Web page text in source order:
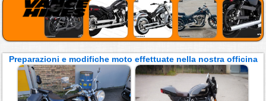
Preparazioni e modifiche moto effettuate nella nostra officina